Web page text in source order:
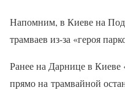
Напомним, в Киеве на
трамваев из-за «героя
Ранее на Дарнице в Киеве
прямо на трамвайной